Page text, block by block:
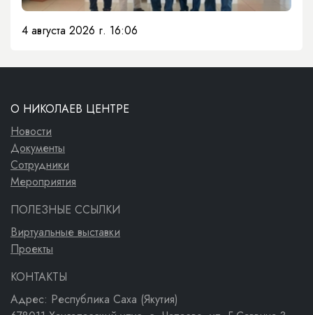
4 августа 2026 г. 16:06
О НИКОЛАЕВ ЦЕНТРЕ
Новости
Документы
Сотрудники
Мероприятия
ПОЛЕЗНЫЕ ССЫЛКИ
Виртуальные выставки
Проекты
КОНТАКТЫ
Адрес: Республика Саха (Якутия)